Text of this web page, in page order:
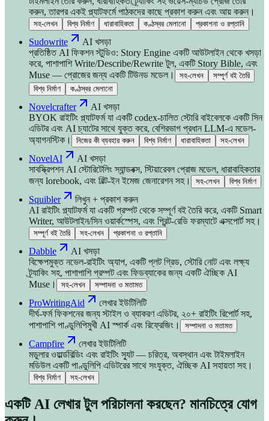
করুন, তারপর একই প্ল্যাটফর্মে পাঠকদের কাছে প্রকাশ করুন এবং আয় করুন।
সহ-লেখন বিশ্ব নির্মাণ ধারাবাহিকতা কণ্ঠস্বর মেলানো প্রকাশনা ও রপ্তানি
Sudowrite
AI খসড়া
প্রতিষ্ঠিত AI ফিকশন স্টুডিও: Story Engine একটি আউটলাইন থেকে খসড়া
করে, পাশাপাশি Write/Describe/Rewrite টুল, একটি Story Bible, এবং
Muse — প্রোজের জন্য একটি টিউনড মডেল।
সহ-লেখন
সম্পূর্ণ বই তৈরি
বিশ্ব নির্মাণ
কণ্ঠস্বর মেলানো
Novelcrafter
AI খসড়া
BYOK রাইটিং প্ল্যাটফর্ম যা একটি codex-চালিত স্টোরি বাইবেলকে একটি সিন
এডিটর এবং AI চ্যাটের সাথে যুক্ত করে, বেশিরভাগ প্রধান LLM-এ মডেল-
অ্যাগনস্টিক।
নিজের কী ব্যবহার করুন বিশ্ব নির্মাণ ধারাবাহিকতা সহ-লেখন
NovelAI
AI খসড়া
সাবস্ক্রিপশন AI স্টোরিটেলিং স্যান্ডবক্স, স্টিয়ারেবল প্রোজ মডেল, ধারাবাহিকতার
জন্য lorebook, এবং বিল্ট-ইন ইমেজ জেনারেশন সহ।
সহ-লেখন বিশ্ব নির্মাণ
Squibler
লিখুন + প্রকাশ করুন
AI রাইটিং প্ল্যাটফর্ম যা একটি প্রম্পট থেকে সম্পূর্ণ বই তৈরি করে, একটি Smart
Writer, আউটলাইন/সিন ওয়ার্কস্পেস, এবং প্রিন্ট-রেডি ফরম্যাটে এক্সপোর্ট সহ।
সম্পূর্ণ বই তৈরি সহ-লেখন প্রকাশনা ও রপ্তানি
Dabble
AI খসড়া
বিক্ষেপমুক্ত নভেল-রাইটিং অ্যাপ, একটি প্লট গ্রিড, স্টোরি নোট এবং লক্ষ্য
ট্র্যাকিং সহ, পাশাপাশি প্রম্পট এবং ফিডব্যাকের জন্য একটি ঐচ্ছিক AI
Muse।
সহ-লেখন সম্পাদনা ও মতামত
ProWritingAid
লেখার ইউটিলিটি
দীর্ঘ-ফর্ম ফিকশনের জন্য স্টাইল ও ব্যাকরণ এডিটর, ২০+ রাইটিং রিপোর্ট সহ,
পাশাপাশি পাণ্ডুলিপিমুখী AI স্পার্ক এবং রিফ্রেজিং।
সম্পাদনা ও মতামত
Campfire
লেখার ইউটিলিটি
মডুলার ওয়ার্ল্ডবিল্ডিং এবং রাইটিং স্যুট — চরিত্র, অবস্থান এবং টাইমলাইন
মডিউল একটি পাণ্ডুলিপি এডিটরের সাথে সংযুক্ত, ঐচ্ছিক AI সহায়তা সহ।
বিশ্ব নির্মাণ সহ-লেখন
একটি AI লেখার টুল পরিচালনা করছেন? মানচিত্রে যোগ